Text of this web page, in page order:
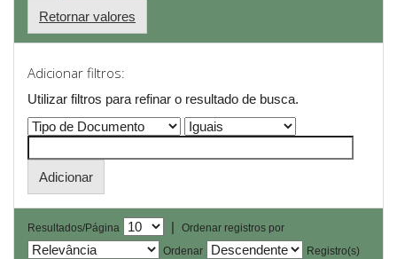
Retornar valores
Adicionar filtros:
Utilizar filtros para refinar o resultado de busca.
Resultados/Página |
Ordenar registros por
Ordenar
Registro(s)